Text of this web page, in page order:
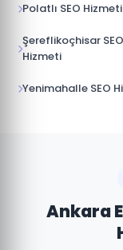
Polatlı SEO Hizmeti
Şereflikoçhisar SEO
Hizmeti
Yenimahalle SEO
Ankara